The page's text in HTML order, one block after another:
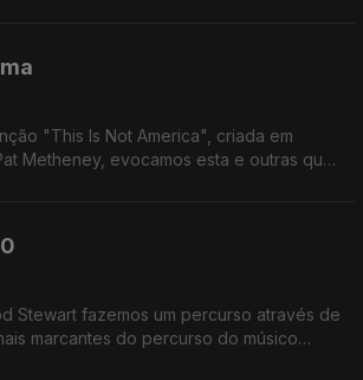
"This Is Not America", criada em
Metheney, evocamos esta e outras que
Stewart fazemos um percurso através de
marcantes do percurso do músico